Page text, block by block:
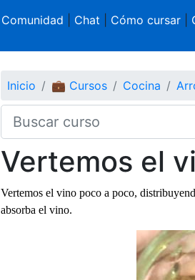
Comunidad Chat Cómo cursar|
Inicio 💼 Cursos Cocina
Vertemos el
Vertemos el vino poco a poco,
absorba el vino.